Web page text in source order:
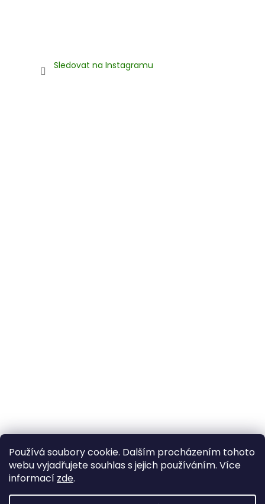
Používá soubory cookie. Dalším procházením tohoto
webu vyjadřujete souhlas s jejich používáním. Více
informací zde.
Sledovat na Instagramu